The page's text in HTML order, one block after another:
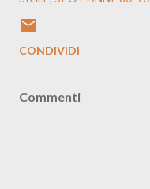
CONDIVIDI
Commenti